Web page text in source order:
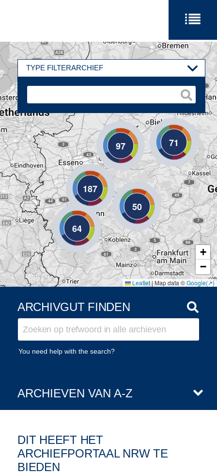
ARCHIVGUT FINDEN
You need help with the search?
TYPE FILTERARCHIEF
71
64
97
50
187
+
−
Leaflet|Map data ©Google
ARCHIEVEN VAN A-Z
DIT HEEFT HET
ARCHIEFPORTAAL NRW TE
BIEDEN